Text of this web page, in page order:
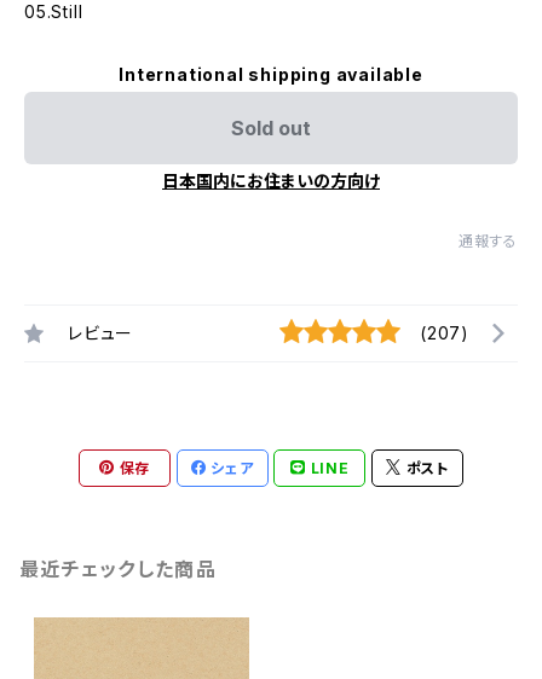
05.Still
International shipping available
Sold out
日本国内にお住まいの方向け
通報する
レビュー (207)
保存 シェア LINE ポスト
最近チェックした商品